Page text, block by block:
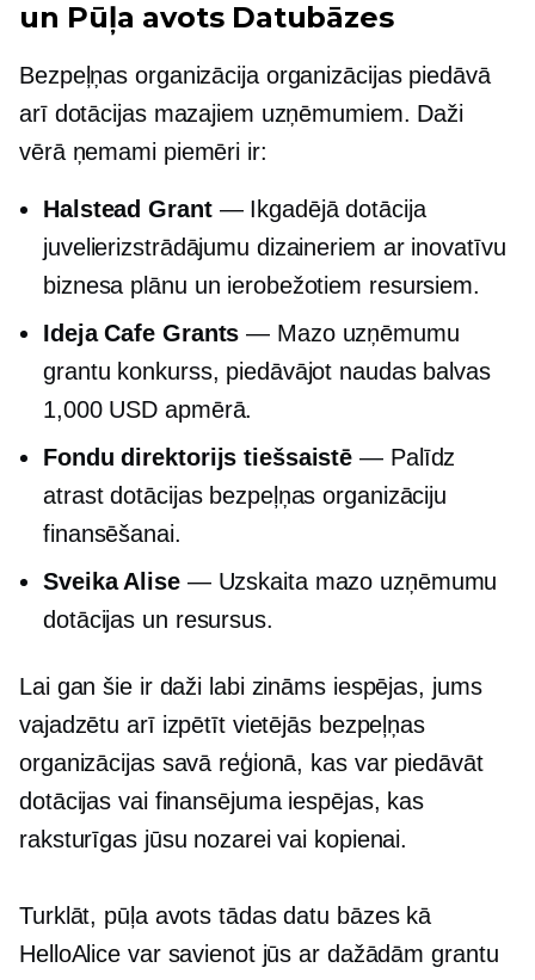
un Pūļa avotsDatubāzes
Bezpeļņas organizācijaorganizācijas piedāvā
arī dotācijas mazajiem uzņēmumiem. Daži
vērā ņemami piemēri ir:
Halstead Grant— Ikgadējā dotācija
juvelierizstrādājumu dizaineriem ar inovatīvu
biznesa plānu un ierobežotiem resursiem.
Ideja Cafe Grants — Mazo uzņēmumu
grantu konkurss, piedāvājot naudas balvas
1,000 USD apmērā.
Fondu direktorijs tiešsaistē — Palīdz
atrast dotācijas bezpeļņas organizāciju
finansēšanai.
Sveika Alise— Uzskaita mazo uzņēmumu
dotācijas un resursus.
Lai gan šie ir daži labi zināmsiespējas, jums
vajadzētu arī izpētīt vietējās bezpeļņas
organizācijas savā reģionā, kas var piedāvāt
dotācijas vai finansējuma iespējas, kas
raksturīgas jūsu nozarei vai kopienai.
Turklāt, pūļa avots tādas datu bāzes kā
HelloAlice var savienot jūs ar dažādām grantu